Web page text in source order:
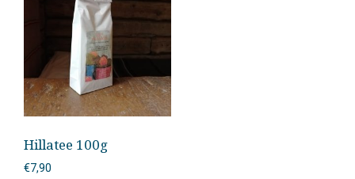
Hillatee 100g
€7,90